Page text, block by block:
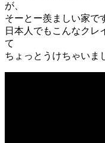
が、
そーとー羨ましい家で
日本人でもこんなクレ
て
ちょっとうけちゃいま